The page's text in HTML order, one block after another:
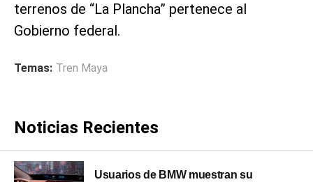
terrenos de “La Plancha” pertenece al
Gobierno federal.
Temas: Tren Maya
Noticias Recientes
Usuarios de BMW muestran su